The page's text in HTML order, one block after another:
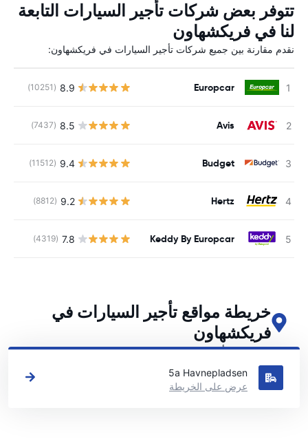
تتوفر بعض شركات تأجير السيارات التابعة
لنا في فريكشهاون
نقدم مقارنة بين جميع شركات تأجير السيارات في فريكشهاون:
Europcar
8.9
(10251)
Avis
8.5
(7437)
Budget
9.4
(11512)
Hertz
9.2
(8812)
Keddy By Europcar
7.8
(4319)
خريطة مواقع تأجير السيارات في
فريكشهاون
اطلع على مواقع تأجير السيارات الرئيسية لدينا في فريكشهاون
5a Havnepladsen
عرض على الخريطة